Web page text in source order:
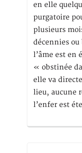
en elle
purgatoire
plusieurs
décennies
l’âme est en
« obstinée
elle va
lieu, aucune
l’enfer est